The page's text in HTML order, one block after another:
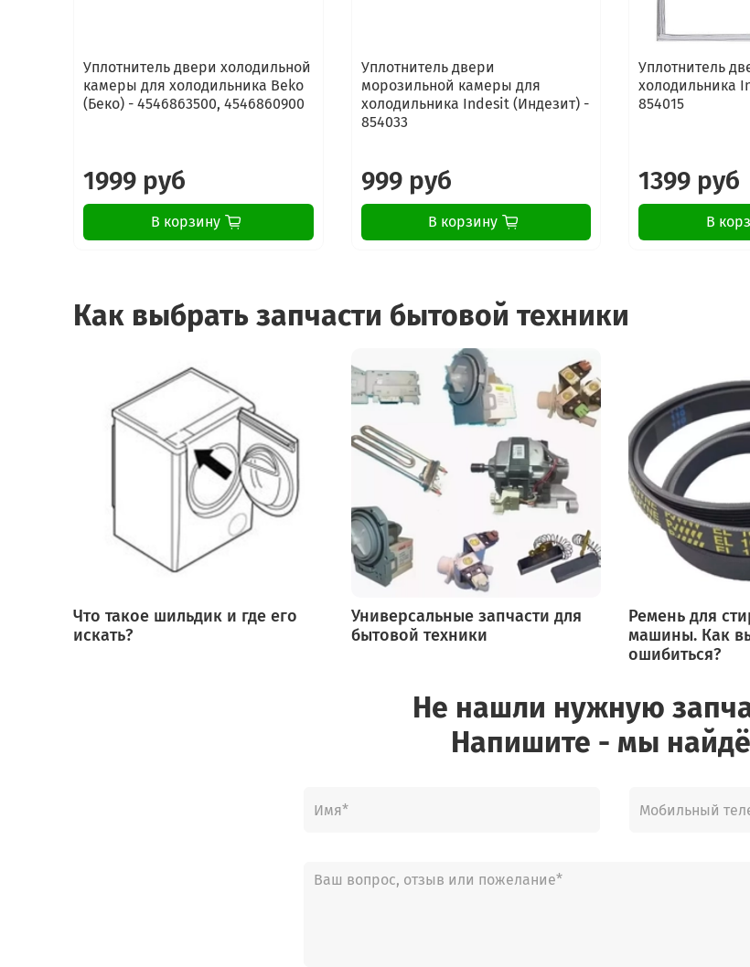
Уплотнитель двери холодильной
камеры для холодильника Beko
(Беко) - 4546863500, 4546860900
1999 руб
В корзину
Уплотнитель двери
морозильной камеры для
холодильника Indesit (Индезит) -
854033
999 руб
В корзину
Уплотнитель
холодильника
854015
1399 руб
В
Как выбрать запчасти бытовой техники
Что такое шильдик и где его
искать?
Универсальные запчасти для
бытовой техники
Ремень для
машины. Как
ошибиться?
Не нашли нужную
Напишите - мы